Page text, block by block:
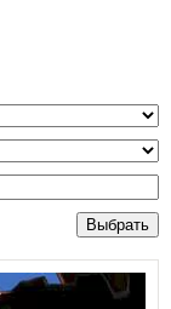
Выбрать